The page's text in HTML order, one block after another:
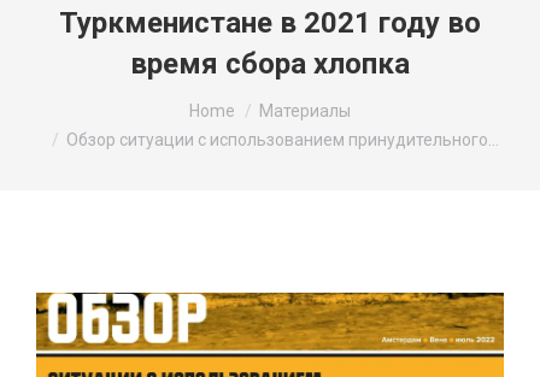
Туркменистане в 2021 году во
время сбора хлопка
Home
Материалы
Обзор ситуации с использованием принудительного…